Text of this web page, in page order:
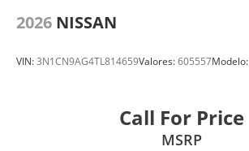
2026 NISSAN
VIN:3N1CN9AG4TL814659Valores:605557Modelo:
Call For Price
MSRP